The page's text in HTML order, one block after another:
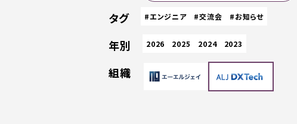
タグ
#エンジニア #交流会 #お知らせ
年別 2026 2025 2024 2023
組織